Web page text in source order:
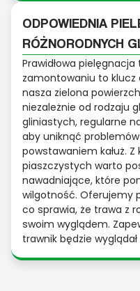
ODPOWIEDNIA
RÓŻNORODNYCH
Prawidłowa pielęgnacja
zamontowaniu to klucz
nasza zielona
niezależnie od rodzaju
gliniastych, regularne
aby uniknąć
powstawaniem kałuż. Z
piaszczystych warto
nawadniające, które
wilgotność. Oferujemy
co sprawia, że trawa z
swoim wyglądem.
trawnik będzie